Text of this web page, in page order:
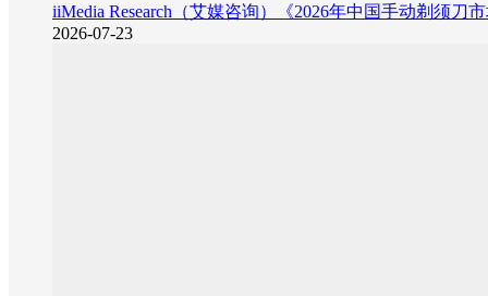
iiMedia Research（艾媒咨询）《2026年中国手动剃须
2026-07-23